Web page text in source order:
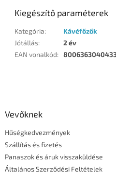
Kiegészítő paraméterek
Kategória:
Kávéfőzők
Jótállás:
2 év
EAN vonalkód:
Vevőknek
Hűségkedvezmények
Szállítás és fizetés
Panaszok és áruk visszaküldése
Általános Szerződési Feltételek